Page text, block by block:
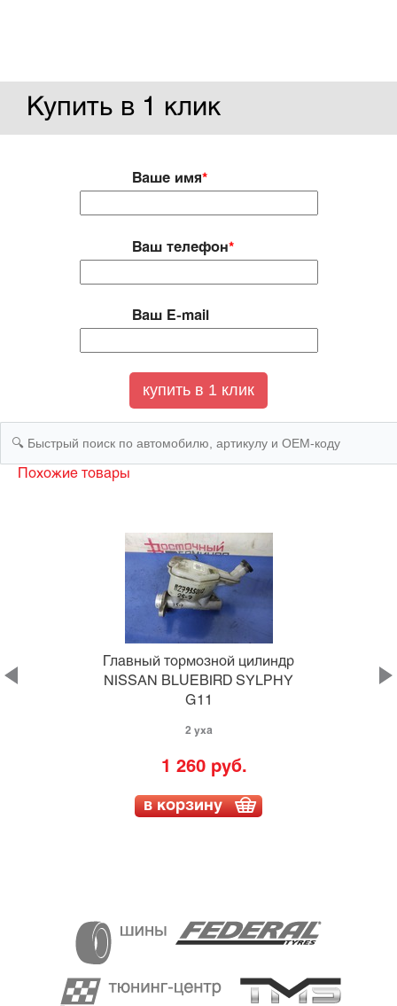
Купить в 1 клик
Ваше имя*
Ваш телефон*
Ваш E-mail
Похожие товары
Главный тормозной цилиндр
NISSAN BLUEBIRD SYLPHY
G11
2 уха
1 260 руб.
в корзину